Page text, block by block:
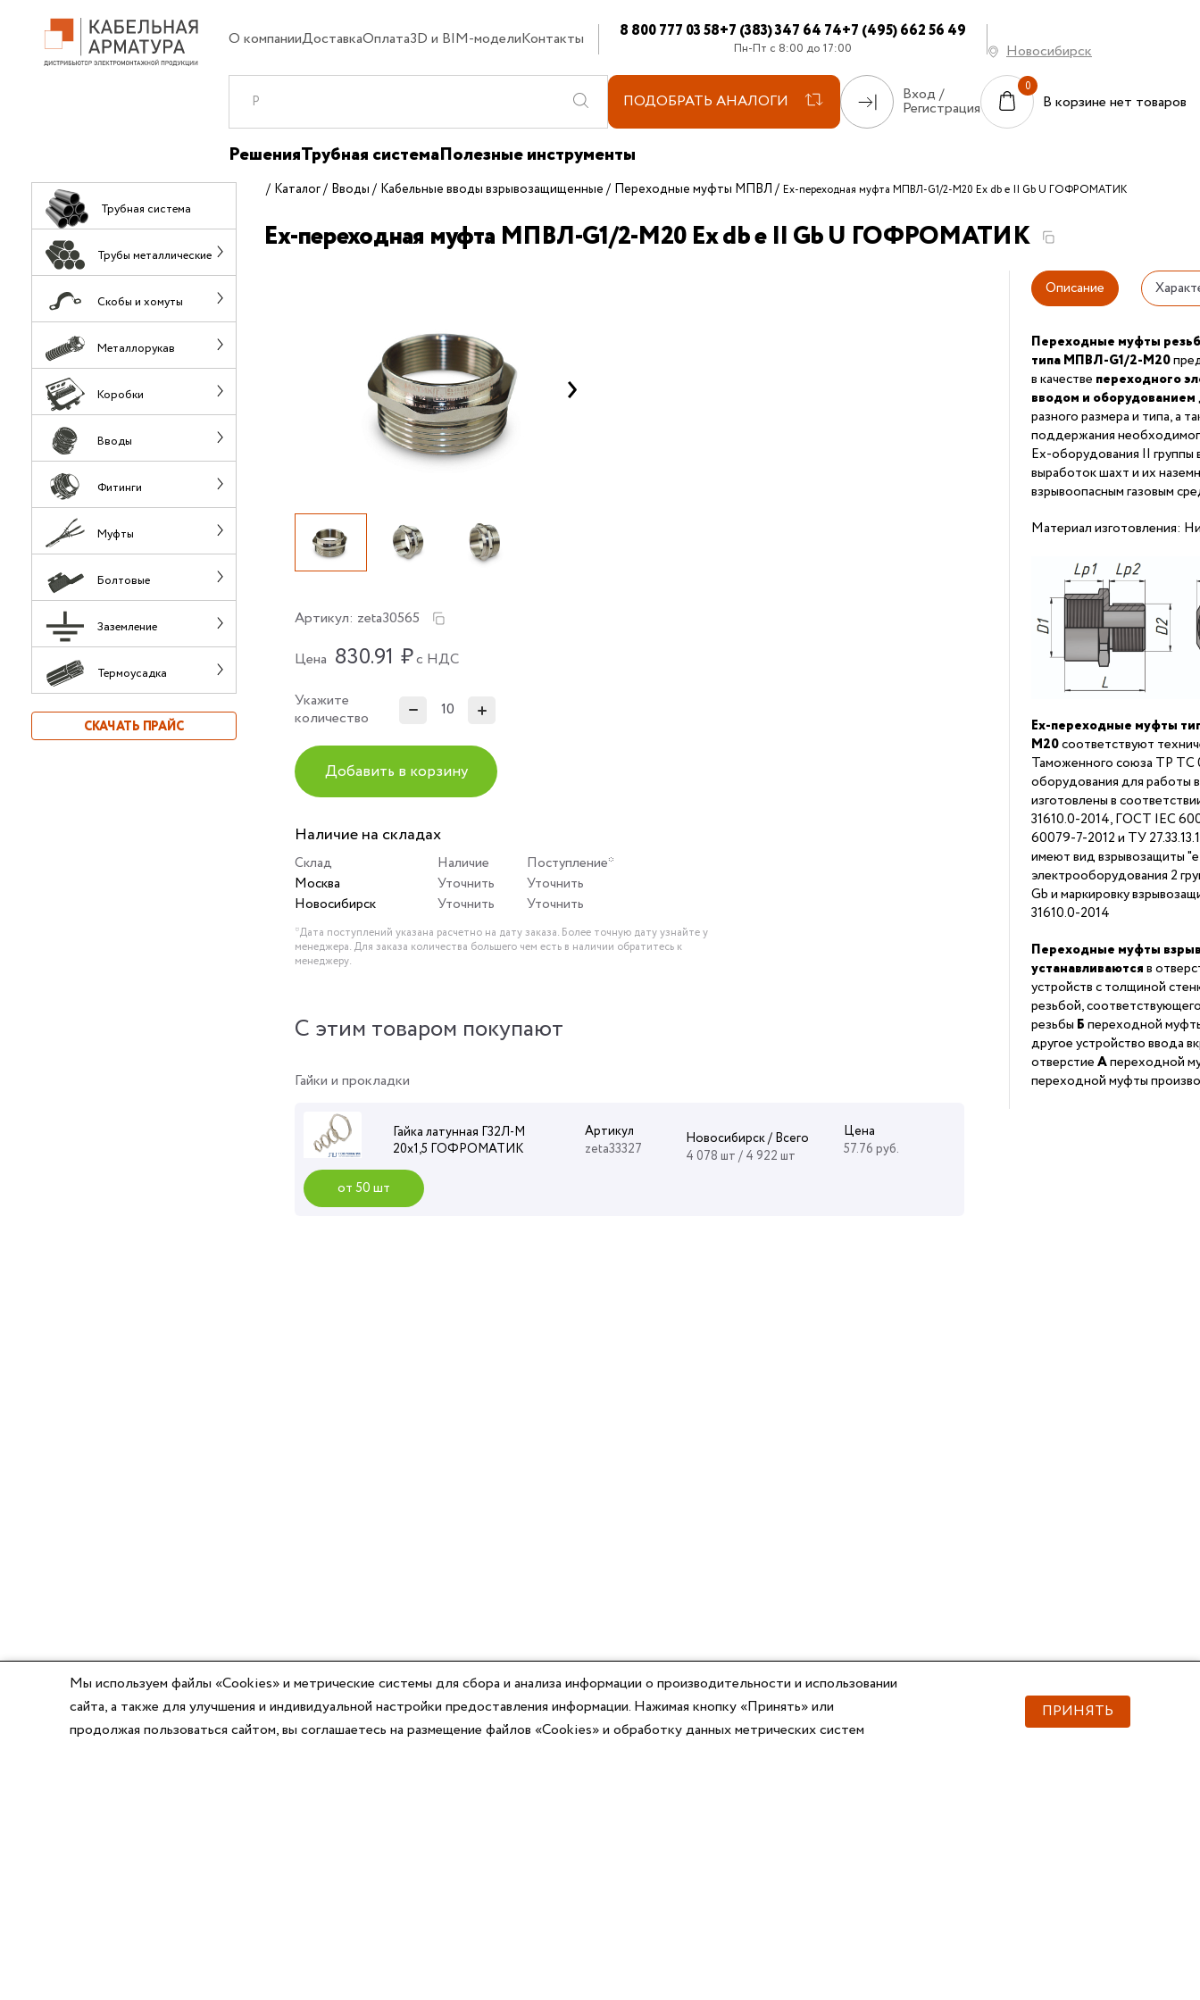
О компанииДоставкаОплата3D и BIM-моделиКонтакты 8 800 777 03 58+7 (383) 347 64 74+7 (495) 662 56 49
Пн-Пт с 8:00 до 17:00 Новосибирск
ПОДОБРАТЬ АНАЛОГИ Вход /
Регистрация В корзине нет товаров
РешенияТрубная системаПолезные инструменты
Трубная система
Трубы металлические
Скобы и хомуты
Металлорукав
Коробки
Вводы
Фитинги
Муфты
Болтовые
Заземление
Термоусадка
СКАЧАТЬ ПРАЙС
Каталог Вводы Кабельные вводы взрывозащищенные Переходные муфты МПВЛ Ex-переходная муфта МПВЛ-G1/2-М20 Ех db e II Gb U ГОФРОМАТИК
Ex-переходная муфта МПВЛ-G1/2-М20 Ех db e II Gb U ГОФРОМАТИК
Артикул: zeta30565
Цена 830.91 ₽с НДС
Укажите
количество
Добавить в корзину
Наличие на складах
Склад Наличие
Поступление*
Москва
Уточнить
Уточнить
Новосибирск
Уточнить Уточнить
*Дата поступлений указана расчетно на дату заказа. Более точную дату узнайте у
менеджера. Для заказа количества большего чем есть в наличии обратитесь к
менеджеру.
C этим товаром покупают
Гайки и прокладки
Гайка латунная Г32Л-М
20х1,5 ГОФРОМАТИК
Артикул
zeta33327
Новосибирск / Всего
4 078 шт / 4 922 шт
Цена
57.76 руб.
от 50 шт
Описание
Переходные муфты
типа МПВЛ-G1/2-М20
в качестве переходного
вводом и оборудованием
разного размера и типа, а
поддержания
Ex-оборудования II
выработок шахт и их
взрывоопасным газовым
Материал изготовления:
Ex-переходные муфты
М20соответствуют
Таможенного союза ТР ТС
оборудования для работы
изготовлены в
31610.0-2014, ГОСТ IEC
60079-7-2012 и ТУ
имеют вид взрывозащиты
электрооборудования 2
Gb и маркировку
31610.0-2014
Переходные муфты
устанавливаютсяв
устройств с толщиной
резьбой,
резьбы Бпереходной
другое устройство ввода
отверстиеАпереходной
переходной муфты
Мы используем файлы «Cookies» и метрические системы для сбора и анализа информации о производительности и использовании
сайта, а также для улучшения и индивидуальной настройки предоставления информации. Нажимая кнопку «Принять» или
продолжая пользоваться сайтом, вы соглашаетесь на размещение файлов «Cookies» и обработку данных метрических систем
ПРИНЯТЬ